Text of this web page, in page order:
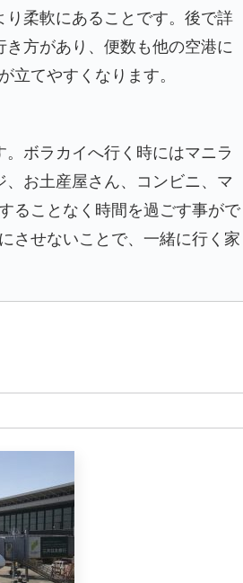
柔軟にあることです。後で詳
方があり、便数も他の空港に
立てやすくなります。
ボラカイへ行く時にはマニラ
お土産屋さん、コンビニ、マ
ることなく時間を過ごす事がで
させないことで、一緒に行く家